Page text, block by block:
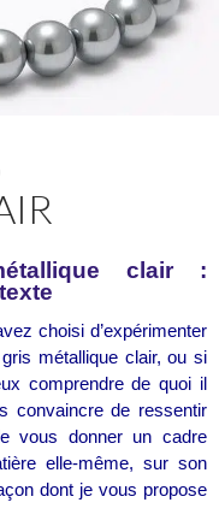
clair :
choisi d’expérimenter
métallique clair, ou si
comprendre de quoi il
convaincre de ressentir
vous donner un cadre
elle-même, sur son
dont je vous propose